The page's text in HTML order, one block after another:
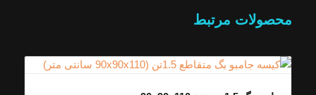
محصولات مرتبط